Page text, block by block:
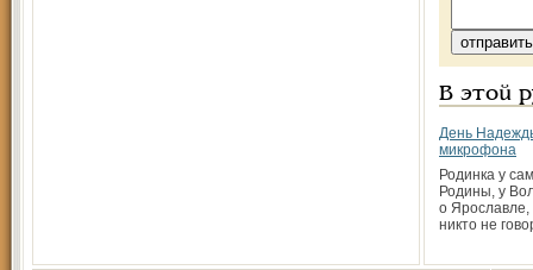
В этой
День
микрофона
Родинка у
Родины, у
о
никто не